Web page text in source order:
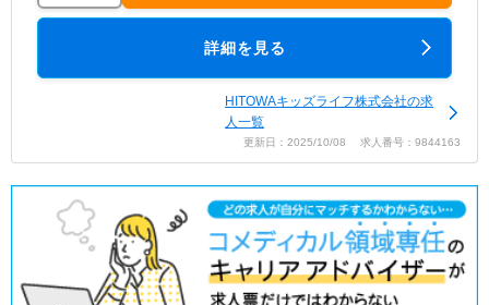
詳細を見る
HITOWAキッズライフ株式会社の求
人一覧
更新日：2025/10/08 求人番号：9844163